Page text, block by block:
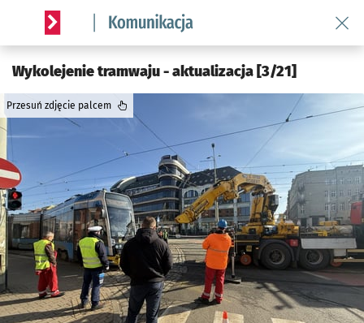
Serwis informacyjny wroclaw.pl podserwis: Komunikacja
Wykolejenie tramwaju - aktualizacja [3/21]
Przesuń zdjęcie palcem